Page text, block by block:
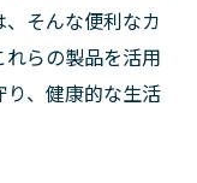
そんな便利なカ
らの製品を活用
、健康的な生活